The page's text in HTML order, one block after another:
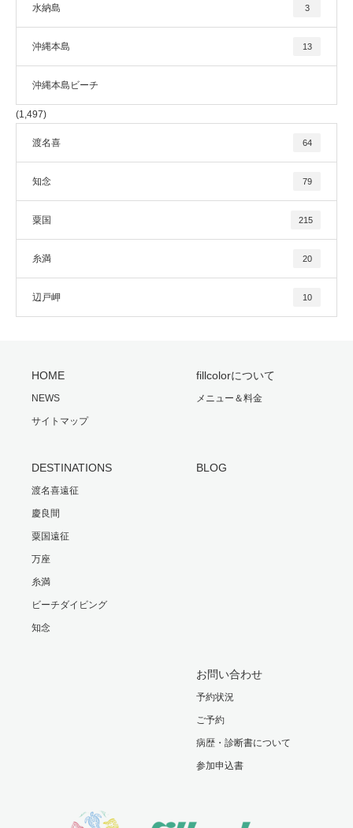
水納島 3
沖縄本島 13
沖縄本島ビーチ
(1,497)
渡名喜 64
知念 79
粟国 215
糸満 20
辺戸岬 10
HOME
NEWS
サイトマップ
fillcolorについて
メニュー＆料金
DESTINATIONS
渡名喜遠征
慶良間
粟国遠征
万座
糸満
ビーチダイビング
知念
BLOG
お問い合わせ
予約状況
ご予約
病歴・診断書について
参加申込書